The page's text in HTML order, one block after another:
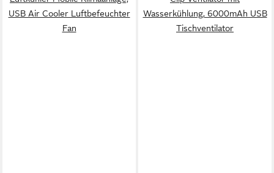
USB Air Cooler Luftbefeuchter
Fan
Wasserkühlung, 6000mAh USB
Tischventilator